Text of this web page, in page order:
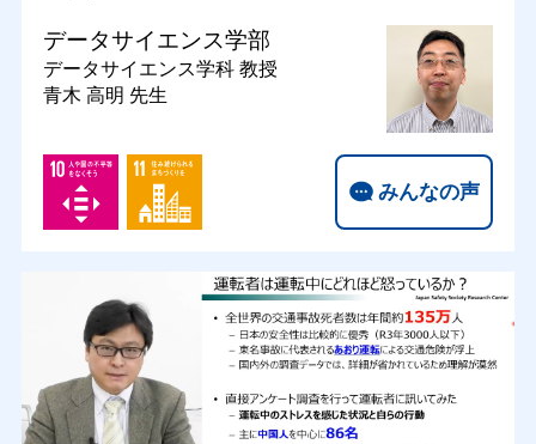
データサイエンス学部
データサイエンス学科 教授
青木 高明 先生
みんなの声